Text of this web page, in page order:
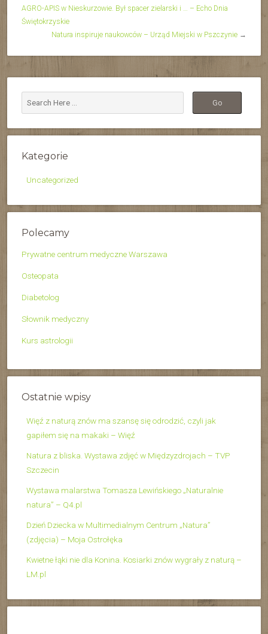
AGRO-APIS w Nieskurzowie. Był spacer zielarski i … – Echo Dnia
Świętokrzyskie
Natura inspiruje naukowców – Urząd Miejski w Pszczynie →
Kategorie
Uncategorized
Polecamy
Prywatne centrum medyczne Warszawa
Osteopata
Diabetolog
Słownik medyczny
Kurs astrologii
Ostatnie wpisy
Więź z naturą znów ma szansę się odrodzić, czyli jak
gapiłem się na makaki – Więź
Natura z bliska. Wystawa zdjęć w Międzyzdrojach – TVP
Szczecin
Wystawa malarstwa Tomasza Lewińskiego „Naturalnie
natura” – Q4.pl
Dzień Dziecka w Multimedialnym Centrum „Natura”
(zdjęcia) – Moja Ostrołęka
Kwietne łąki nie dla Konina. Kosiarki znów wygrały z naturą –
LM.pl